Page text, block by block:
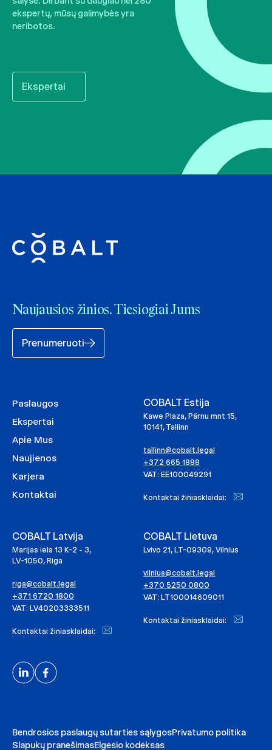
ekspertų, mūsų galimybės yra
neribotos.
Ekspertai
Naujausios žinios. Tiesiogiai Jums
Prenumeruoti
Paslaugos
Ekspertai
Apie Mus
Naujienos
Karjera
Kontaktai
COBALT Estija
Kawe Plaza, Pärnu mnt 15,
10141, Tallinn
tallinn@cobalt.legal
+372 665 1888
VAT: EE100049291
Kontaktai žiniasklaidai:
COBALT Latvija
Marijas iela 13 K-2 - 3,
LV-1050, Riga
riga@cobalt.legal
+371 6720 1800
VAT: LV40203333511
Kontaktai žiniasklaidai:
COBALT Lietuva
Lvivo 21, LT-09309, Vilnius
vilnius@cobalt.legal
+370 5250 0800
VAT: LT100014609011
Kontaktai žiniasklaidai:
Bendrosios paslaugų sutarties sąlygosPrivatumo politika
Slapukų pranešimasElgesio kodeksas